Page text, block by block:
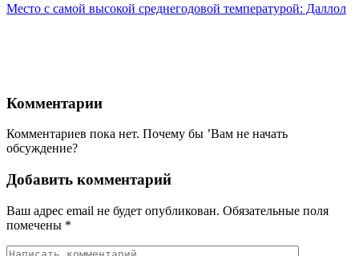
Место с самой высокой среднегодовой температурой: Даллол
Комментарии
Комментариев пока нет. Почему бы ’Вам не начать
обсуждение?
Добавить комментарий
Ваш адрес email не будет опубликован. Обязательные поля
помечены *